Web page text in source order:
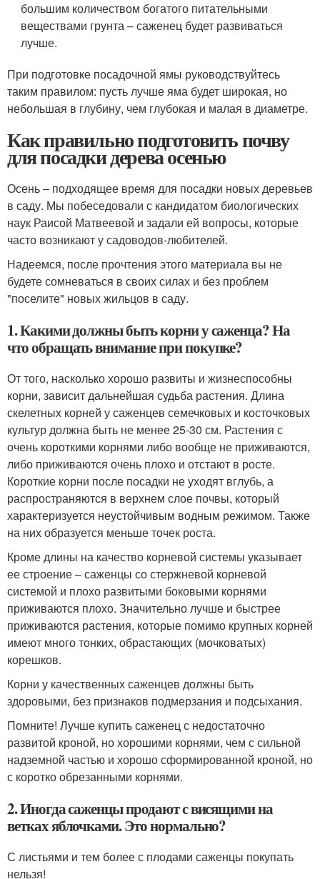
большим количеством богатого питательными
веществами грунта – саженец будет развиваться
лучше.
При подготовке посадочной ямы руководствуйтесь
таким правилом: пусть лучше яма будет широкая, но
небольшая в глубину, чем глубокая и малая в диаметре.
Как правильно подготовить почву
для посадки дерева осенью
Осень – подходящее время для посадки новых деревьев
в саду. Мы побеседовали с кандидатом биологических
наук Раисой Матвеевой и задали ей вопросы, которые
часто возникают у садоводов-любителей.
Надеемся, после прочтения этого материала вы не
будете сомневаться в своих силах и без проблем
"поселите" новых жильцов в саду.
1. Какими должны быть корни у саженца? На
что обращать внимание при покупке?
От того, насколько хорошо развиты и жизнеспособны
корни, зависит дальнейшая судьба растения. Длина
скелетных корней у саженцев семечковых и косточковых
культур должна быть не менее 25-30 см. Растения с
очень короткими корнями либо вообще не приживаются,
либо приживаются очень плохо и отстают в росте.
Короткие корни после посадки не уходят вглубь, а
распространяются в верхнем слое почвы, который
характеризуется неустойчивым водным режимом. Также
на них образуется меньше точек роста.
Кроме длины на качество корневой системы указывает
ее строение – саженцы со стержневой корневой
системой и плохо развитыми боковыми корнями
приживаются плохо. Значительно лучше и быстрее
приживаются растения, которые помимо крупных корней
имеют много тонких, обрастающих (мочковатых)
корешков.
Корни у качественных саженцев должны быть
здоровыми, без признаков подмерзания и подсыхания.
Помните! Лучше купить саженец с недостаточно
развитой кроной, но хорошими корнями, чем с сильной
надземной частью и хорошо сформированной кроной, но
с коротко обрезанными корнями.
2. Иногда саженцы продают с висящими на
ветках яблочками. Это нормально?
С листьями и тем более с плодами саженцы покупать
нельзя!